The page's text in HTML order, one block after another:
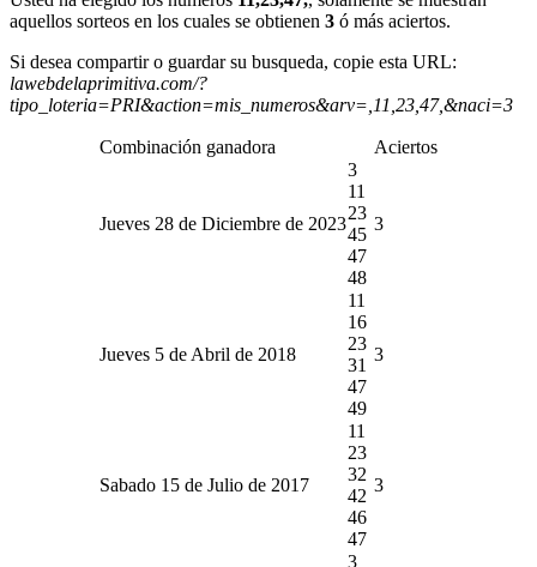
aquellos sorteos en los cuales se obtienen 3 ó más aciertos.
Si desea compartir o guardar su busqueda, copie esta URL:
lawebdelaprimitiva.com/?
tipo_loteria=PRI&action=mis_numeros&arv=,11,23,47,&naci=3
Combinación ganadora Aciertos
Jueves 28 de Diciembre de 2023
3
11
23
45
47
48
3
Jueves 5 de Abril de 2018
11
16
23
31
47
49
3
Sabado 15 de Julio de 2017
11
23
32
42
46
47
3
3